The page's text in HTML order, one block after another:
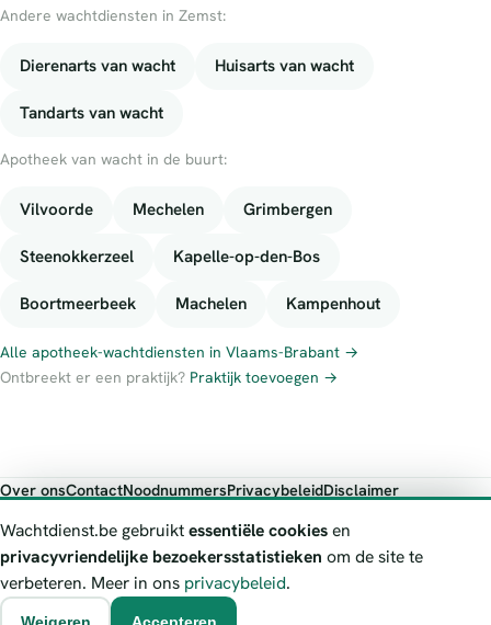
Andere wachtdiensten in Zemst:
Dierenarts van wacht Huisarts van wacht
Tandarts van wacht
Apotheek van wacht in de buurt:
Vilvoorde Mechelen Grimbergen
Steenokkerzeel Kapelle-op-den-Bos
Boortmeerbeek Machelen Kampenhout
Alle apotheek-wachtdiensten in Vlaams-Brabant →
Ontbreekt er een praktijk? Praktijk toevoegen →
Over onsContactNoodnummersPrivacybeleidDisclaimer
Wachtdienst.be toont publieke wachtdienst-informatie ter oriëntatie.
Bij levensgevaar bel je altijd 112. Controleer altijd de actuele
wachtregeling bij de vermelde officiële bron.
Wachtdienst.be gebruiktessentiële cookiesen
privacyvriendelijke bezoekersstatistieken om de site te
verbeteren. Meer in ons privacybeleid.
Weigeren Accepteren